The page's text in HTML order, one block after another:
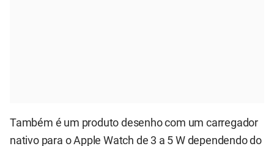
Também é um produto desenho com um carregador
nativo para o Apple Watch de 3 a 5 W dependendo do